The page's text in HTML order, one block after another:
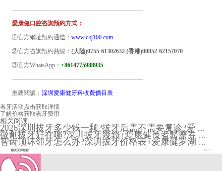
——————————————————————
愛康健口腔咨詢預約方式：
①官方網址預約通道： www.ckj100.com
②官方咨詢預約熱線： (大陸)0755-61302632 (香港)00852-62157070
③官方WhatsApp： +8614775988935
——————————————————————
推薦閱讀： 深圳愛康健牙科收費價目表
看牙活动点击获取详情
了解价格获取看牙费用
相关阅读
2026深圳拔牙多少钱一颗?拔牙后需不需要复诊?爱 ...
微創拔牙好在哪?深圳拔牙幾錢+愛康健長者醫療券 ...
智齿顶坏邻牙怎么办?深圳拔牙价格表+爱康健罗湖 ...
相关医师推荐 More+